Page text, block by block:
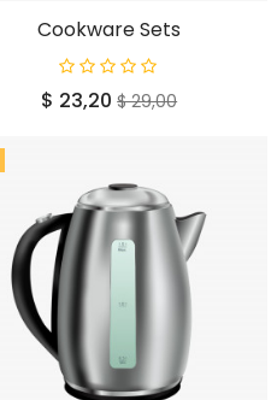
Cookware Sets
Prijs
$ 23,20 Normale
$ 29,00